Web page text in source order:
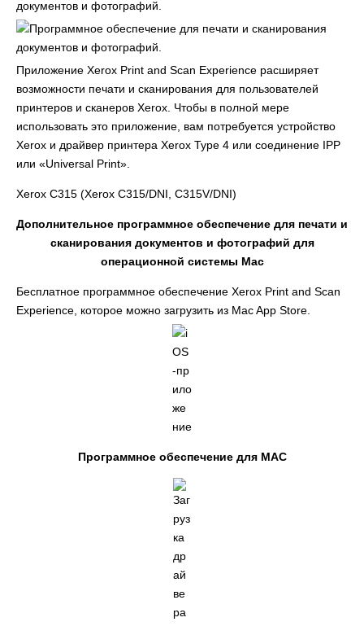
Приложение Xerox Print and Scan Experience расширяет
возможности печати и сканирования для пользователей
принтеров и сканеров Xerox. Чтобы в полной мере
использовать это приложение, вам потребуется устройство
Xerox и драйвер принтера Xerox Type 4 или соединение IPP
или «Universal Print».
Xerox C315 (Xerox C315/DNI, C315V/DNI)
Дополнительное программное обеспечение для печати и
сканирования документов и фотографий для
операционной системы Mac
Бесплатное программное обеспечение Xerox Print and Scan
Experience, которое можно загрузить из Mac App Store.
Программное обеспечение для MAC